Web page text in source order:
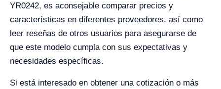
YR0242, es aconsejable comparar precios y
características en diferentes proveedores, así como
leer reseñas de otros usuarios para asegurarse de
que este modelo cumpla con sus expectativas y
necesidades específicas.
Si está interesado en obtener una cotización o más